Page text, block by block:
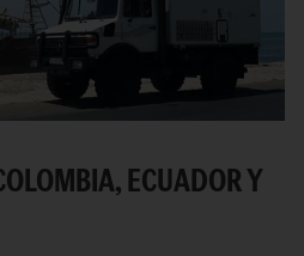
ECUADOR Y